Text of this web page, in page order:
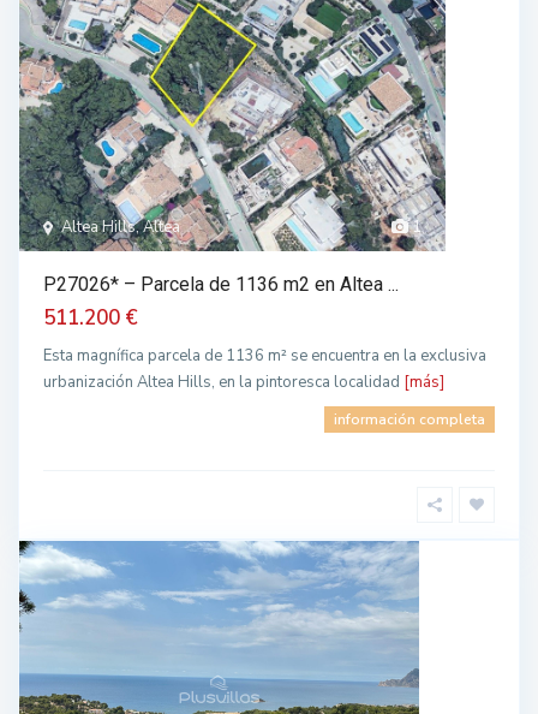
1
Altea Hills, Altea
P27026* – Parcela de 1136 m2 en Altea ...
511.200 €
Esta magnífica parcela de 1136 m² se encuentra en la exclusiva
urbanización Altea Hills, en la pintoresca localidad [más]
información completa